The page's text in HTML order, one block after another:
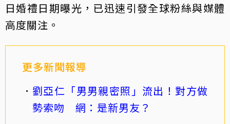
日婚禮日期曝光，已迅速引發全球粉絲與媒體
高度關注。
更多新聞報導
劉亞仁「男男親密照」流出！對方做
勢索吻 網：是新男友？